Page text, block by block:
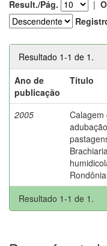
Result./Pág. |
Resultado 1-1 de 1.
Ano de
publicação
Título
2005
Calagem
Brachiaria
Resultado 1-1 de 1.